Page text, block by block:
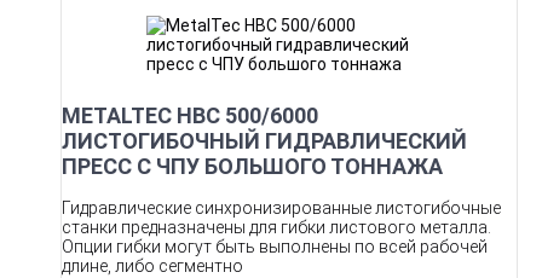
METALTEC HBC 500/6000
ЛИСТОГИБОЧНЫЙ ГИДРАВЛИЧЕСКИЙ
ПРЕСС С ЧПУ БОЛЬШОГО ТОННАЖА
Гидравлические синхронизированные листогибочные
станки предназначены для гибки листового металла.
Опции гибки могут быть выполнены по всей рабочей
длине, либо сегментно